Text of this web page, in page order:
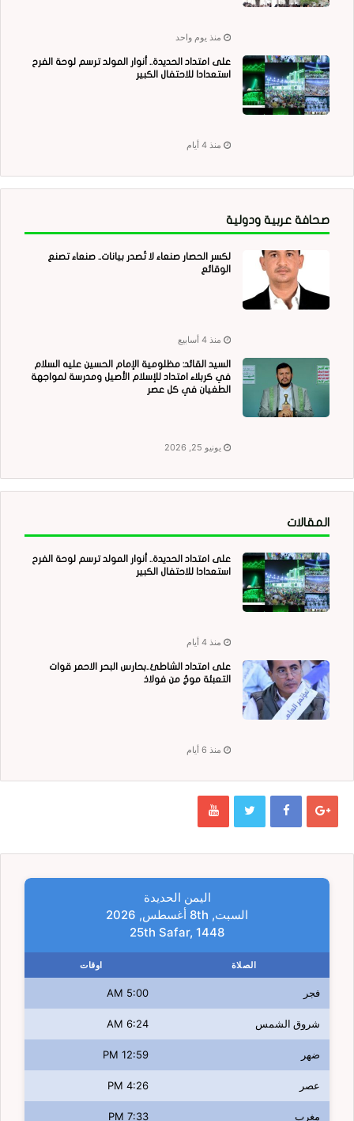
منذ يوم واحد
على امتداد الحديدة.. أنوار المولد ترسم لوحة الفرح
استعدادا للاحتفال الكبير
منذ 4 أيام
صحافة عربية ودولية
لكسر الحصار صنعاء لا تُصدر بيانات.. صنعاء تصنع
الوقائع
منذ 4 أسابيع
السيد القائد: مظلومية الإمام الحسين عليه السلام
في كربلاء امتداد للإسلام الأصيل ومدرسة لمواجهة
الطغيان في كل عصر
يونيو 25, 2026
المقالات
على امتداد الحديدة.. أنوار المولد ترسم لوحة الفرح
استعدادا للاحتفال الكبير
منذ 4 أيام
على امتداد الشاطئ..بحارس البحر الاحمر قوات
التعبئة موجٌ من فولاذ
منذ 6 أيام
اليمن الحديدة
السبت, 8th أغسطس, 2026
25th Safar, 1448
الصلاة اوقات
فجر 5:00 AM
شروق الشمس 6:24 AM
ضهر 12:59 PM
عصر 4:26 PM
مغرب 7:33 PM